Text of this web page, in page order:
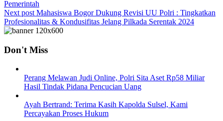
Pemerintah
Next post Mahasiswa Bogor Dukung Revisi UU Polri : Tingkatkan
Profesionalitas & Kondusifitas Jelang Pilkada Serentak 2024
Don't Miss
Perang Melawan Judi Online, Polri Sita Aset Rp58 Miliar
Hasil Tindak Pidana Pencucian Uang
Ayah Bertrand: Terima Kasih Kapolda Sulsel, Kami
Percayakan Proses Hukum